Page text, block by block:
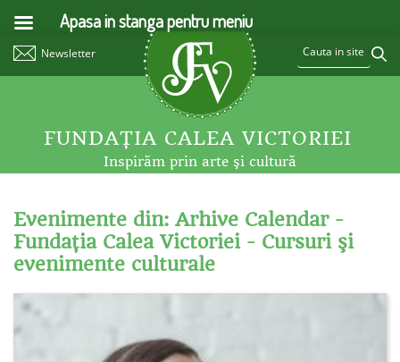
Newsletter
FUNDAŢIA CALEA VICTORIEI
Inspirăm prin arte şi cultură
Evenimente din: Arhive Calendar -
Fundaţia Calea Victoriei - Cursuri şi
evenimente culturale
Apasa in stanga pentru meniu